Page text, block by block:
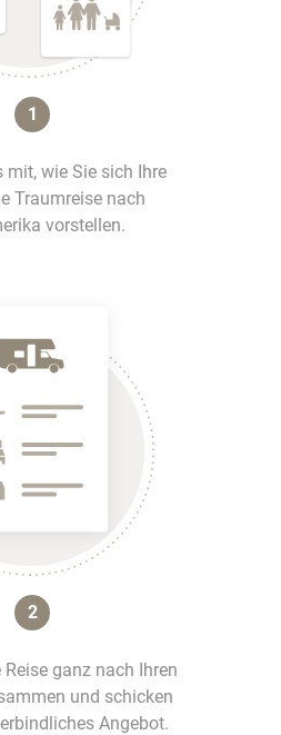
1
mit, wie Sie sich Ihre
Traumreise nach
vorstellen.
2
ganz nach Ihren
und schicken
Angebot.